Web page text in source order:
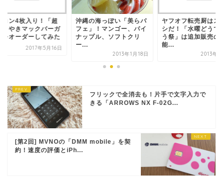
コン4枚入り！「超
りやきマックバーガ
をオーダーしてみた
2017年5月16日
沖縄の海っぽい「美らパ
フェ」！マンゴー、パイ
ナップル、ソフトクリ
ー...
2013年1月18日
ヤフオフ転売厨はス
シだ！「水曜どうで
う祭」は追加販売の
能...
2013年6
フリックで全消去も！片手で文字入力で
きる「ARROWS NX F-02G...
[第2回] MVNOの「DMM mobile」を契
約！速度の評価とiPh...